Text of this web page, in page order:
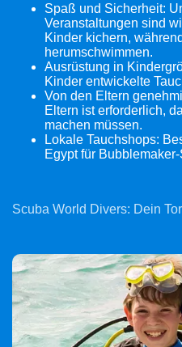
Spaß und Sicherheit:
Veranstaltungen sind
Kinder kichern,
herumschwimmen.
Ausrüstung in
Kinder entwickelte
Von den Eltern
Eltern ist erforderlich,
machen müssen.
Lokale Tauchshops:
Egypt für
Scuba World Divers: Dein